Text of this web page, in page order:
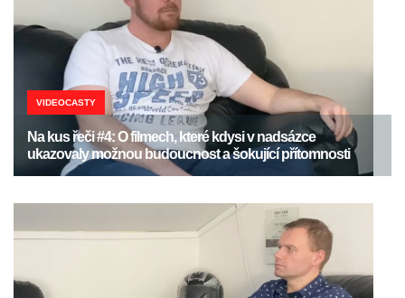
VIDEOCASTY
Na kus řeči #4: O filmech, které kdysi v nadsázce
ukazovaly možnou budoucnost a šokující přítomnosti